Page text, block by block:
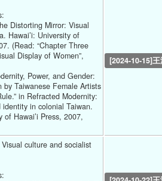
Distorting Mirror: Visual
Hawai’i: University of
(Read: “Chapter Three
Display of Women”,
Power, and Gender:
by Taiwanese Female Artists
in Refracted Modernity:
in colonial Taiwan.
of Hawai’i Press, 2007,
[2024-10-15]
culture and socialist